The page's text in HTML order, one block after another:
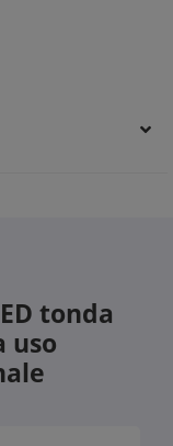
tonda
uso